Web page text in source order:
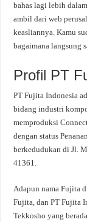
bahas lagi lebih
ambil dari web
keasliannya. Kamu
bagaimana langsung
Profil PT
PT Fujita Indonesia
bidang industri
memproduksi
dengan status
berkedudukan di Jl.
41361.
Adapun nama Fujita
Fujita, dan PT Fujita
Tekkosho yang